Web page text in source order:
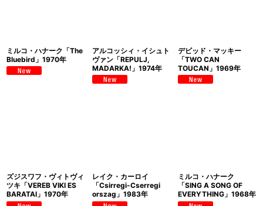
ミルコ・ハナーク「The
Bluebird」1970年
アルコッシィ・イシュト
ヴァン「REPULJ,
MADARKA!」1974年
デビッド・マッキー
「TWO CAN
TOUCAN」1969年
ズジスワフ・ヴィトヴィ
ツキ「VEREB VIKI ES
BARATAI」1970年
レイク・カーロイ
「Csirregi-Cserregi
orszag」1983年
ミルコ・ハナーク
「SING A SONG OF
EVERYTHING」1968年